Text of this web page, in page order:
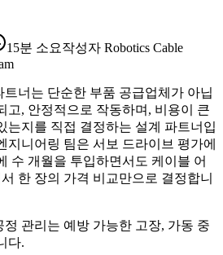
15분 소요작성자 Robotics Cable
너는 단순한 부품 공급업체가 아닙
고, 안정적으로 작동하며, 비용이 큰
는지를 직접 결정하는 설계 파트너입
지니어링 팀은 서보 드라이브 평가에
수 개월을 투입하면서도 케이블 어
한 장의 가격 비교만으로 결정합니
관리는 예방 가능한 고장, 가동 중
다.